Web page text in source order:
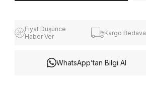
Fiyat Düşünce
Haber Ver
Kargo Bedava
WhatsApp’tan Bilgi Al